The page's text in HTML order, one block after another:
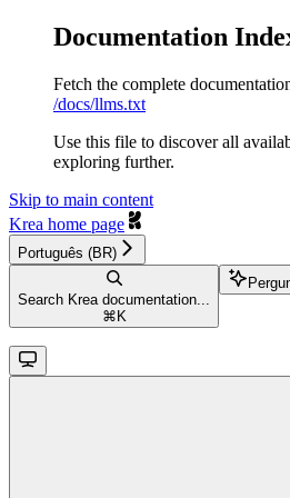
Documentation
Fetch the complete
/docs/llms.txt
Use this file to discover all
exploring further.
Skip to main content
Krea home page
Português (BR)
Search Krea documentation...
⌘ K